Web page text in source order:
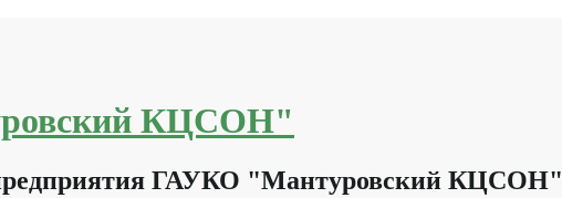
КЦСОН"
ГАУКО "Мантуровский КЦСОН"